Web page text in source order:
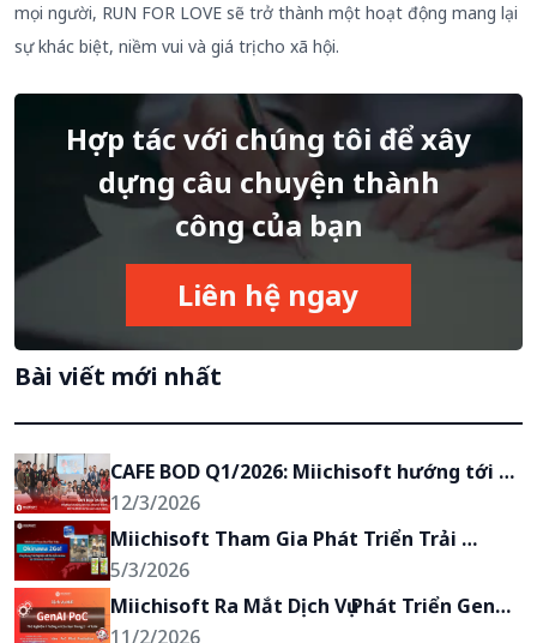
mọi người, RUN FOR LOVE sẽ trở thành một hoạt động mang lại
sự khác biệt, niềm vui và giá trị cho xã hội.
Hợp tác với chúng tôi để xây
dựng câu chuyện thành
công của bạn
Liên hệ ngay
Bài viết mới nhất
CAFE BOD Q1/2026: Miichisoft hướng tới
mục tiêu trở thành đối tác chiến lược của
khách hàng
12/3/2026
Miichisoft Tham Gia Phát Triển Trải
Nghiệm AR Du Lịch Anime “Okinawa 2Go!”
tại Okinawa, Nhật Bản
5/3/2026
Miichisoft Ra Mắt Dịch Vụ Phát Triển GenAI
PoC – Biến Ý Tưởng Ứng Dụng GenAI Thành
11/2/2026